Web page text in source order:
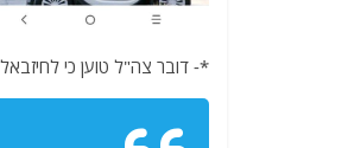
*- דובר צה"ל טוען כי לחיזבאללה יותר מ-3000 הרוגים